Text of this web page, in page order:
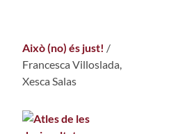
Això (no) és just! /
Francesca Villoslada,
Xesca Salas